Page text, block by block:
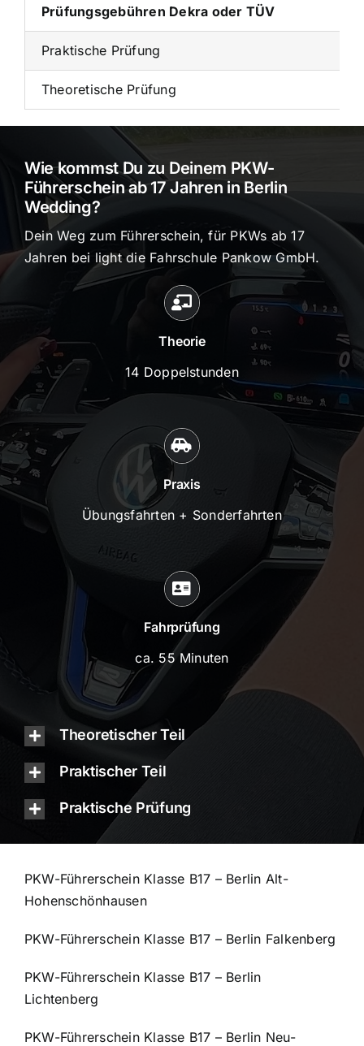
Prüfungsgebühren Dekra oder TÜV
Praktische Prüfung
Theoretische Prüfung
Wie kommst Du zu Deinem PKW-
Führerschein ab 17 Jahren in Berlin
Wedding?
Dein Weg zum Führerschein, für PKWs ab 17
Jahren bei light die Fahrschule Pankow GmbH.
Theorie
14 Doppelstunden
Praxis
Übungsfahrten + Sonderfahrten
Fahrprüfung
ca. 55 Minuten
Theoretischer Teil
Praktischer Teil
Praktische Prüfung
PKW-Führerschein Klasse B17 – Berlin Alt-
Hohenschönhausen
PKW-Führerschein Klasse B17 – Berlin Falkenberg
PKW-Führerschein Klasse B17 – Berlin
Lichtenberg
PKW-Führerschein Klasse B17 – Berlin Neu-